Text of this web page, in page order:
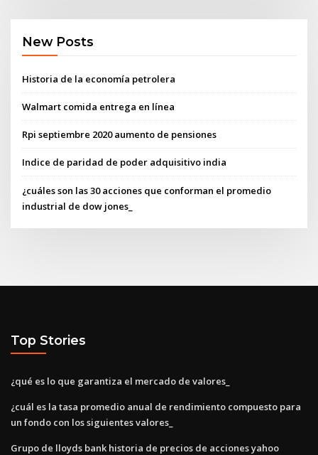
New Posts
Historia de la economía petrolera
Walmart comida entrega en línea
Rpi septiembre 2020 aumento de pensiones
Indice de paridad de poder adquisitivo india
¿cuáles son las 30 acciones que conforman el promedio
industrial de dow jones_
Top Stories
¿qué es lo que garantiza el mercado de valores_
¿cuál es la tasa promedio anual de rendimiento compuesto para
un fondo con los siguientes valores_
Grupo de lloyds bank historia de precios de acciones yahoo